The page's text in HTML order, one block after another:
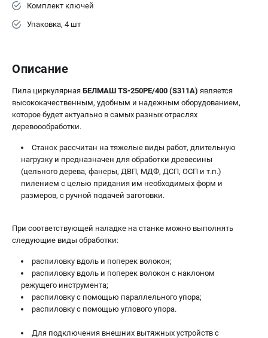
Комплект ключей
Упаковка, 4 шт
Описание
Пила циркулярная БЕЛМАШ TS-250PE/400 (S311A) является
высококачественным, удобным и надежным оборудованием,
которое будет актуально в самых разных отраслях
деревоообработки.
Станок рассчитан на тяжелые виды работ, длительную
нагрузку и предназначен для обработки древесины
(цельного дерева, фанеры, ДВП, МДФ, ДСП, ОСП и т.п.)
пилением с целью придания им необходимых форм и
размеров, с ручной подачей заготовки.
При соответствующей наладке на станке можно выполнять
следующие виды обработки:
распиловку вдоль и поперек волокон;
распиловку вдоль и поперек волокон с наклоном
режущего инструмента;
распиловку с помощью параллельного упора;
распиловку с помощью углового упора.
Для подключения внешних вытяжных устройств с